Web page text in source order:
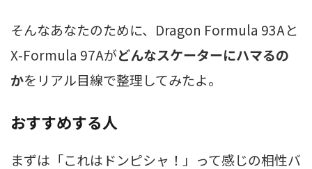
そんなあなたのために、Dragon Formula 93Aと
X‑Formula 97Aがどんなスケーターにハマるの
かをリアル目線で整理してみたよ。
おすすめする人
まずは「これはドンピシャ！」って感じの相性バ